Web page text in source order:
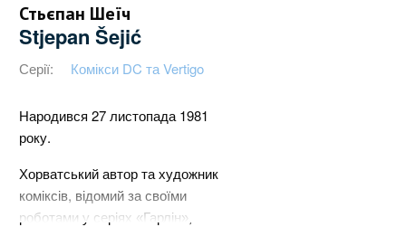
Стьєпан Шеїч
Stjepan Šejić
Серії: Комікси DC та Vertigo
Народився 27 листопада 1981
року.
Хорватський автор та художник
коміксів, відомий за своїми
роботами у серіях «Гарлін»